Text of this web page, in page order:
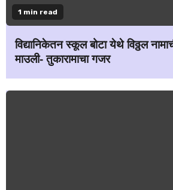
1 min read
विद्यानिकेतन स्कूल बोटा येथे विठ्ठल
माउली- तुकारामाचा गजर